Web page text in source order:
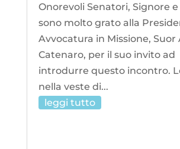
Onorevoli Senatori, Signore
sono molto grato alla
Avvocatura in Missione, Suor
Catenaro, per il suo invito ad
introdurre questo incontro.
nella veste di...
leggi tutto